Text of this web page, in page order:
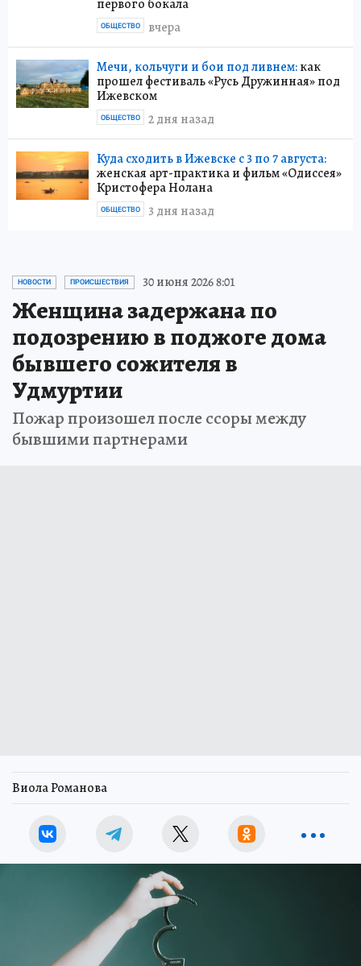
первого бокала
вчера
ОБЩЕСТВО
Мечи, кольчуги и бои под ливнем:как
прошел фестиваль «Русь Дружинная» под
Ижевском
2 дня назад
ОБЩЕСТВО
Куда сходить в Ижевске с 3 по 7 августа:
женская арт-практика и фильм «Одиссея»
Кристофера Нолана
3 дня назад
ОБЩЕСТВО
НОВОСТИ ПРОИСШЕСТВИЯ 30 июня 2026 8:01
Женщина задержана по
подозрению в поджоге дома
бывшего сожителя в
Удмуртии
Пожар произошел после ссоры между
бывшими партнерами
Виола Романова